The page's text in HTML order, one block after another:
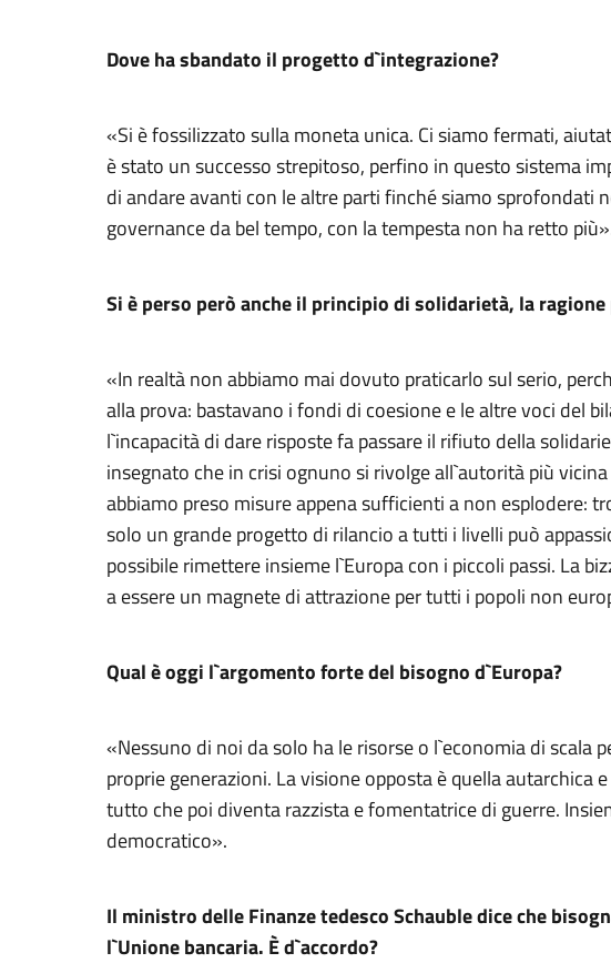
Dove ha sbandato il progetto d`integrazione?
«Si è fossilizzato sulla moneta unica. Ci siamo fermati,
è stato un successo strepitoso, perfino in questo sistema
di andare avanti con le altre parti finché siamo sprofondati
governance da bel tempo, con la tempesta non ha retto
Si è perso però anche il principio di solidarietà, la
«In realtà non abbiamo mai dovuto praticarlo sul serio,
alla prova: bastavano i fondi di coesione e le altre voci del
l`incapacità di dare risposte fa passare il rifiuto della
insegnato che in crisi ognuno si rivolge all`autorità più
abbiamo preso misure appena sufficienti a non esplodere:
solo un grande progetto di rilancio a tutti i livelli può
possibile rimettere insieme l`Europa con i piccoli passi. La
a essere un magnete di attrazione per tutti i popoli non
Qual è oggi l`argomento forte del bisogno d`Europa?
«Nessuno di noi da solo ha le risorse o l`economia di scala
proprie generazioni. La visione opposta è quella autarchica
tutto che poi diventa razzista e fomentatrice di guerre.
democratico».
Il ministro delle Finanze tedesco Schauble dice che
l`Unione bancaria. È d`accordo?